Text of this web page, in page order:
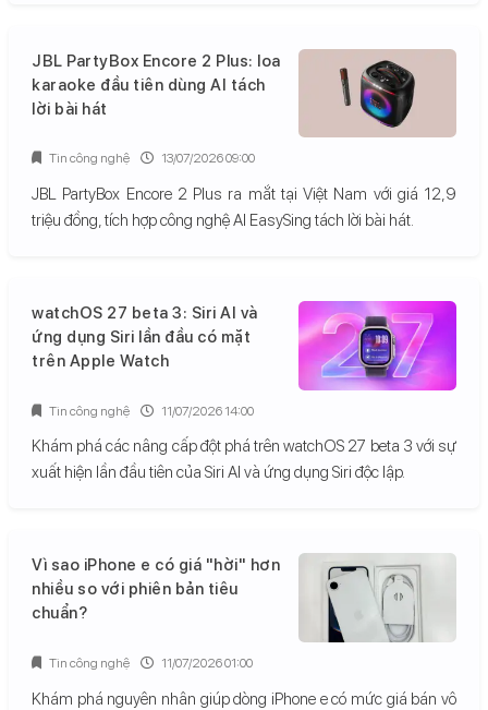
JBL PartyBox Encore 2 Plus: loa
karaoke đầu tiên dùng AI tách
lời bài hát
JBL PartyBox Encore 2 Plus ra mắt tại Việt Nam với giá 12,9
triệu đồng, tích hợp công nghệ AI EasySing tách lời bài hát.
Tin công nghệ 13/07/2026 09:00
watchOS 27 beta 3: Siri AI và
ứng dụng Siri lần đầu có mặt
trên Apple Watch
Khám phá các nâng cấp đột phá trên watchOS 27 beta 3 với sự
xuất hiện lần đầu tiên của Siri AI và ứng dụng Siri độc lập.
Tin công nghệ 11/07/2026 14:00
Vì sao iPhone e có giá "hời" hơn
nhiều so với phiên bản tiêu
chuẩn?
Khám phá nguyên nhân giúp dòng iPhone e có mức giá bán vô
Tin công nghệ 11/07/2026 01:00